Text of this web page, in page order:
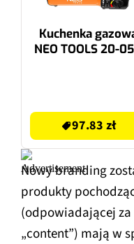
Kuchenka
NEO TOOLS 20-
97.83 zł
Nowy branding
produkty
(odpowiadającej
„content”) mają w